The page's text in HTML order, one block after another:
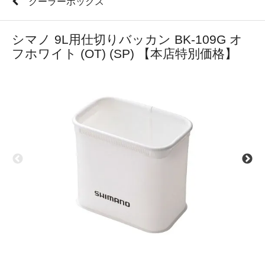
シマノ 9L用仕切りバッカン BK-109G オ
フホワイト (OT) (SP) 【本店特別価格】